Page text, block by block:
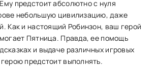
предстоит абсолютно с нуля
небольшую цивилизацию, даже
Как и настоящий Робинзон, ваш герой
Пятница. Правда, ее помощь
и выдаче различных игровых
предстоит выполнять.